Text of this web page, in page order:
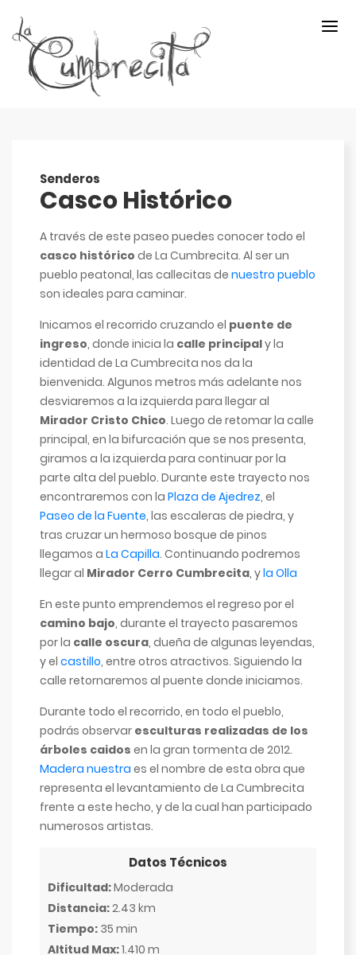
Senderos
Casco Histórico
A través de este paseo puedes conocer todo el
casco histórico de La Cumbrecita. Al ser un
pueblo peatonal, las callecitas de nuestro pueblo
son ideales para caminar.
Inicamos el recorrido cruzando el puente de
ingreso, donde inicia la calle principaly la
identidad de La Cumbrecita nos da la
bienvenida. Algunos metros más adelante nos
desviaremos a la izquierda para llegar al
Mirador Cristo Chico. Luego de retomar la calle
principal, en la bifurcación que se nos presenta,
giramos a la izquierda para continuar por la
parte alta del pueblo. Durante este trayecto nos
encontraremos con la Plaza de Ajedrez, el
Paseo de la Fuente, las escaleras de piedra, y
tras cruzar un hermoso bosque de pinos
llegamos a La Capilla. Continuando podremos
llegar al Mirador Cerro Cumbrecita, yla Olla
En este punto emprendemos el regreso por el
camino bajo, durante el trayecto pasaremos
por la calle oscura, dueña de algunas leyendas,
y el castillo, entre otros atractivos. Siguiendo la
calle retornaremos al puente donde iniciamos.
Durante todo el recorrido, en todo el pueblo,
podrás observar esculturas realizadas de los
árboles caidos en la gran tormenta de 2012.
Madera nuestra es el nombre de esta obra que
representa el levantamiento de La Cumbrecita
frente a este hecho, y de la cual han participado
numerosos artistas.
Datos Técnicos
Dificultad:Moderada
Distancia:2.43 km
Tiempo: 35 min
Altitud Max:1.410 m